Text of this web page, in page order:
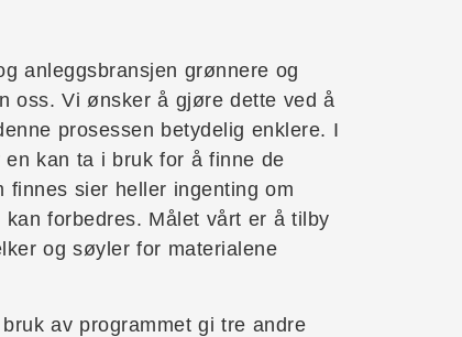
anleggsbransjen grønnere og
oss. Vi ønsker å gjøre dette ved å
prosessen betydelig enklere. I
kan ta i bruk for å finne de
finnes sier heller ingenting om
forbedres. Målet vårt er å tilby
og søyler for materialene
av programmet gi tre andre